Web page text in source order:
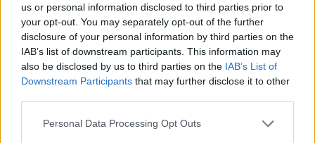
us or personal information disclosed to third parties prior to
your opt-out. You may separately opt-out of the further
disclosure of your personal information by third parties on the
IAB’s list of downstream participants. This information may
also be disclosed by us to third parties on the IAB’s List of
Downstream Participants that may further disclose it to other
Personal Data Processing Opt Outs
Comentar
Últimas Notícias